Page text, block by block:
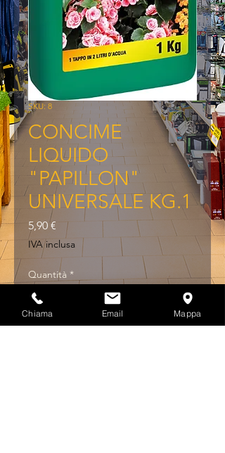
SKU: 8
CONCIME
LIQUIDO
"PAPILLON"
UNIVERSALE KG.1
5,90 € Prezzo
IVA inclusa
Quantità *
Chiama Email Mappa